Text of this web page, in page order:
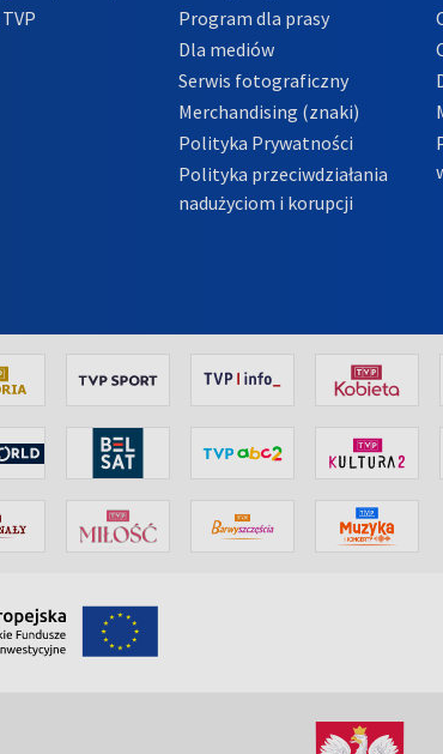
Program dla prasy
Dla mediów
Serwis fotograficzny
Merchandising (znaki)
Polityka Prywatności
Polityka przeciwdziałania
nadużyciom i korupcji